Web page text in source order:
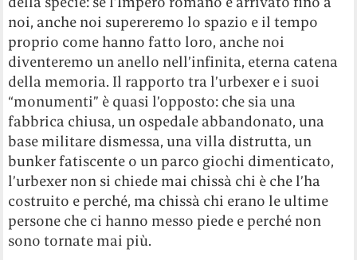
noi, anche noi supereremo lo spazio e il tempo
proprio come hanno fatto loro, anche noi
diventeremo un anello nell’infinita, eterna catena
della memoria. Il rapporto tra l’urbexer e i suoi
“monumenti” è quasi l’opposto: che sia una
fabbrica chiusa, un ospedale abbandonato, una
base militare dismessa, una villa distrutta, un
bunker fatiscente o un parco giochi dimenticato,
l’urbexer non si chiede mai chissà chi è che l’ha
costruito e perché, ma chissà chi erano le ultime
persone che ci hanno messo piede e perché non
sono tornate mai più.